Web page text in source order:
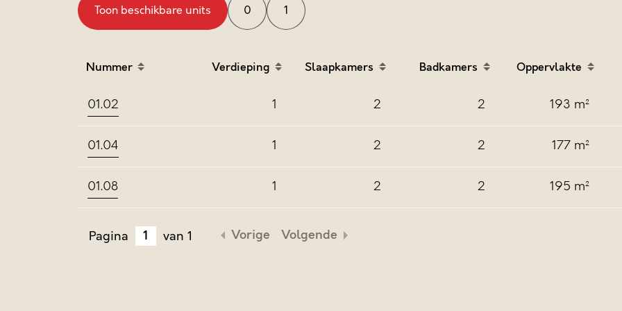
Toon beschikbare units 0 1
Nummer
Sort table by Nummer in descending order
Verdieping
Sort table by Verdieping in descending order
Slaapkamers
Sort table by Slaapkamers in descending order
Badkamers
Sort table by Badkamers in
Oppervlakte
Sort table by
01.02 1 2 2 193 m²
01.04 1 2 2 177 m²
01.08 1 2 2 195 m²
Pagina van 1 Vorige Volgende